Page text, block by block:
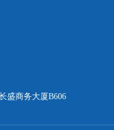
盛商务大厦B606